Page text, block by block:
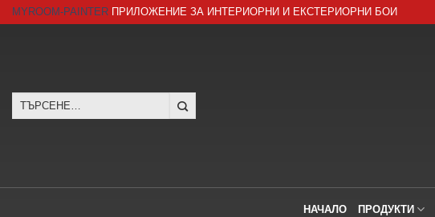
SkipMYROOM-PAINTER ПРИЛОЖЕНИЕ ЗА ИНТЕРИОРНИ И ЕКСТЕРИОРНИ БОИ
Търсене
НАЧАЛО ПРОДУКТИ